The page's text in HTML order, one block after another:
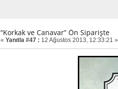
“Korkak ve Canavar” Ön Siparişte
« Yanıtla #47 : 12 Ağustos 2013, 12:33:21 »